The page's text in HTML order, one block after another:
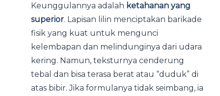
Keunggulannya adalah ketahanan yang
superior. Lapisan lilin menciptakan barikade
fisik yang kuat untuk mengunci
kelembapan dan melindunginya dari udara
kering. Namun, teksturnya cenderung
tebal dan bisa terasa berat atau “duduk” di
atas bibir. Jika formulanya tidak seimbang, ia